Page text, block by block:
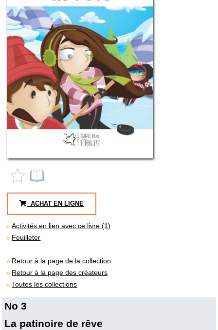
ACHAT EN LIGNE
Activités en lien avec ce livre (1)
Feuilleter
Retour à la page de la collection
Retour à la page des créateurs
Toutes les collections
No 3
La patinoire de rêve